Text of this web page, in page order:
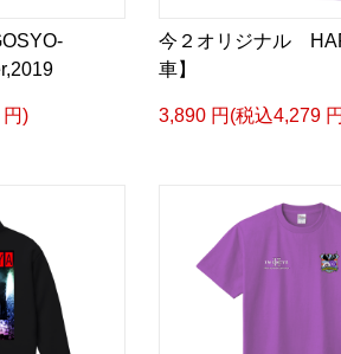
円)
今２オリジナル
車】
3,890 円(税込4,279